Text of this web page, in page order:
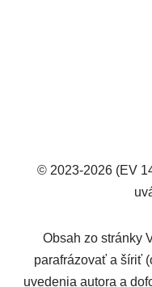
© 2023-2026 (EV
Obsah zo stránky
parafrázovať a šíriť
uvedenia autora a